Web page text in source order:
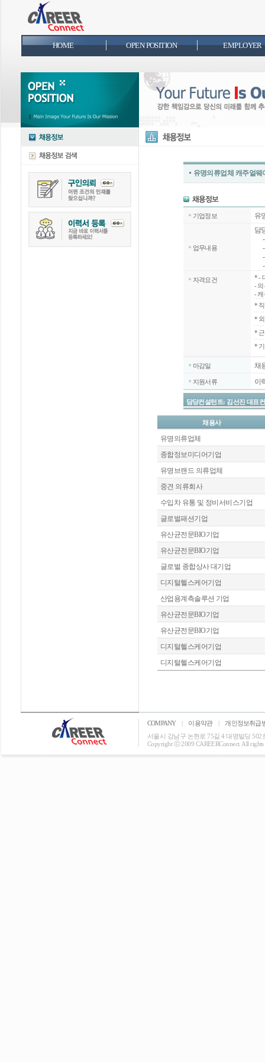
HOME OPEN POSITION EMPLOYER
유명의류업체 캐주얼
기업정보 유
업무내용
담
-
-
-
-
자격요건 *-
-
-
*
*
*
*
마감일 채
지원서류 이
담당컨설턴트: 김선진 대표
채용사
유명의류업체
종합정보미디어기업
유명브랜드 의류업체
중견 의류회사
수입차 유통 및 정비서비스기업
글로벌패션기업
유산균전문BIO기업
유산균전문BIO기업
글로벌 종합상사 대기업
디지털헬스케어기업
산업용계측솔루션 기업
유산균전문BIO기업
유산균전문BIO기업
디지털헬스케어기업
디지털헬스케어기업
COMPANY | 이용약관 |
개인정보취급
서울시 강남구 논현로 75길 4 대명빌딩 502
Copyright ⓒ 2009 CAREERConnect. All rights